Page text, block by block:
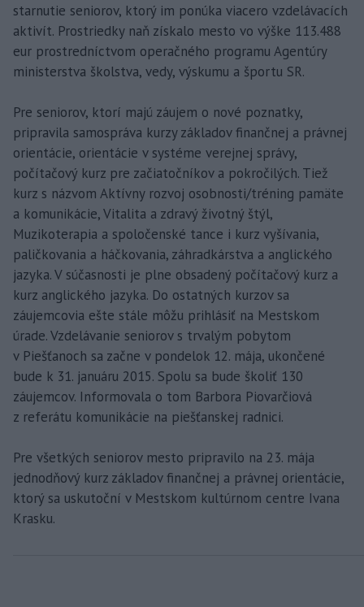
starnutie seniorov, ktorý im ponúka viacero vzdelávacích
aktivít. Prostriedky naň získalo mesto vo výške 113.488
eur prostredníctvom operačného programu Agentúry
ministerstva školstva, vedy, výskumu a športu SR.
Pre seniorov, ktorí majú záujem o nové poznatky,
pripravila samospráva kurzy základov finančnej a právnej
orientácie, orientácie v systéme verejnej správy,
počítačový kurz pre začiatočníkov a pokročilých. Tiež
kurz s názvom Aktívny rozvoj osobnosti/tréning pamäte
a komunikácie, Vitalita a zdravý životný štýl,
Muzikoterapia a spoločenské tance i kurz vyšívania,
paličkovania a háčkovania, záhradkárstva a anglického
jazyka. V súčasnosti je plne obsadený počítačový kurz a
kurz anglického jazyka. Do ostatných kurzov sa
záujemcovia ešte stále môžu prihlásiť na Mestskom
úrade. Vzdelávanie seniorov s trvalým pobytom
v Piešťanoch sa začne v pondelok 12. mája, ukončené
bude k 31. januáru 2015. Spolu sa bude školiť 130
záujemcov. Informovala o tom Barbora Piovarčiová
z referátu komunikácie na piešťanskej radnici.
Pre všetkých seniorov mesto pripravilo na 23. mája
jednodňový kurz základov finančnej a právnej orientácie,
ktorý sa uskutoční v Mestskom kultúrnom centre Ivana
Krasku.